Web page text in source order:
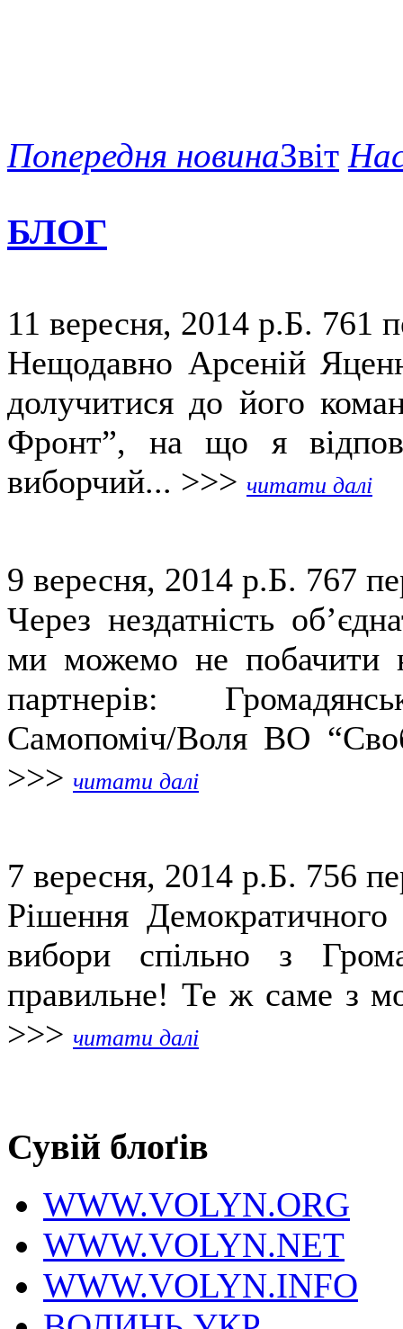
Попередня новинаЗвіт
БЛОГ
11 вересня, 2014 р.Б. 761
Нещодавно Арсеній
долучитися до його
Фронт”, на що я
виборчий... >>> читати далі
9 вересня, 2014 р.Б. 767
Через нездатність
ми можемо не побачити
партнерів:
Самопоміч/Воля ВО
>>> читати далі
7 вересня, 2014 р.Б. 756
Рішення
вибори спільно з
правильне! Те ж саме з
>>> читати далі
Сувій блоґів
WWW.VOLYN.ORG
WWW.VOLYN.NET
WWW.VOLYN.INFO